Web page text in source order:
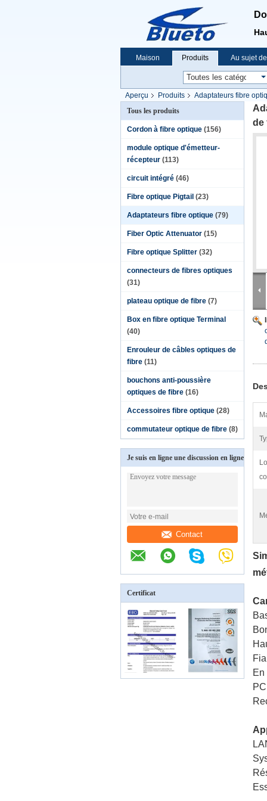
Maison Produits Au sujet
Aperçu
Produits
Adaptateurs fibre
fibre de Sc en métal
Tous les produits
Cordon à fibre optique (156)
module optique d'émetteur-
récepteur (113)
circuit intégré (46)
Fibre optique Pigtail (23)
Adaptateurs fibre optique (79)
Fiber Optic Attenuator (15)
Fibre optique Splitter (32)
connecteurs de fibres optiques
(31)
plateau optique de fibre (7)
Box en fibre optique Terminal
(40)
Enrouleur de câbles optiques de
fibre (11)
bouchons anti-poussière
optiques de fibre (16)
Accessoires fibre optique (28)
commutateur optique de fibre (8)
Je suis en ligne une discussion en ligne
Contact
Certificat
de